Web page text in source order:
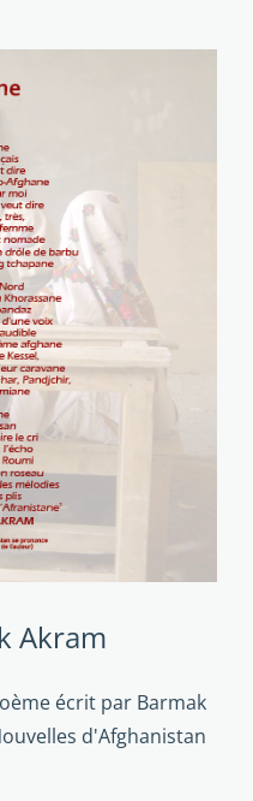
Akram
écrit par Barmak
d'Afghanistan